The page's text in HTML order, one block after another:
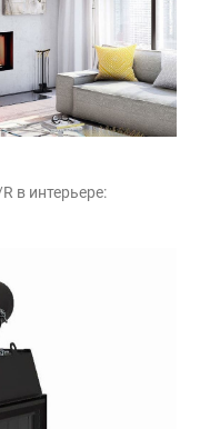
в интерьере: